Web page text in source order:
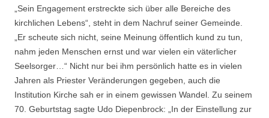
„Sein Engagement erstreckte sich über alle Bereiche des
kirchlichen Lebens“, steht in dem Nachruf seiner Gemeinde.
„Er scheute sich nicht, seine Meinung öffentlich kund zu tun,
nahm jeden Menschen ernst und war vielen ein väterlicher
Seelsorger…“ Nicht nur bei ihm persönlich hatte es in vielen
Jahren als Priester Veränderungen gegeben, auch die
Institution Kirche sah er in einem gewissen Wandel. Zu seinem
70. Geburtstag sagte Udo Diepenbrock: „In der Einstellung zur